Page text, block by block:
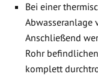
Bei einer
Abwasseranlage
Anschließend
Rohr
komplett